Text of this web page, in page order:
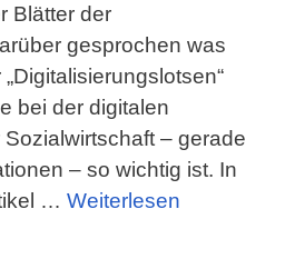
Blätter der
gesprochen was
bei der digitalen
– gerade
– so wichtig ist. In
… Weiterlesen